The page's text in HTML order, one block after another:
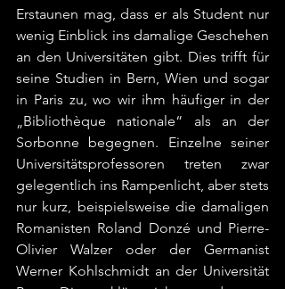
Erstaunen mag, dass er als Student nur
wenig Einblick ins damalige Geschehen
an den Universitäten gibt. Dies trifft für
seine Studien in Bern, Wien und sogar
in Paris zu, wo wir ihm häufiger in der
„Bibliothèque nationale“ als an der
Sorbonne begegnen. Einzelne seiner
Universitätsprofessoren treten zwar
gelegentlich ins Rampenlicht, aber stets
nur kurz, beispielsweise die damaligen
Romanisten Roland Donzé und Pierre-
Olivier Walzer oder der Germanist
Werner Kohlschmidt an der Universität